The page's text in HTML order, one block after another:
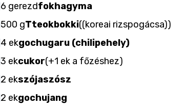
6 gerezdfokhagyma
500 gTteokbokki((koreai rizspogácsa))
4 ekgochugaru (chilipehely)
3 ekcukor(+1 ek a főzéshez)
2 ekszójaszósz
2 ekgochujang